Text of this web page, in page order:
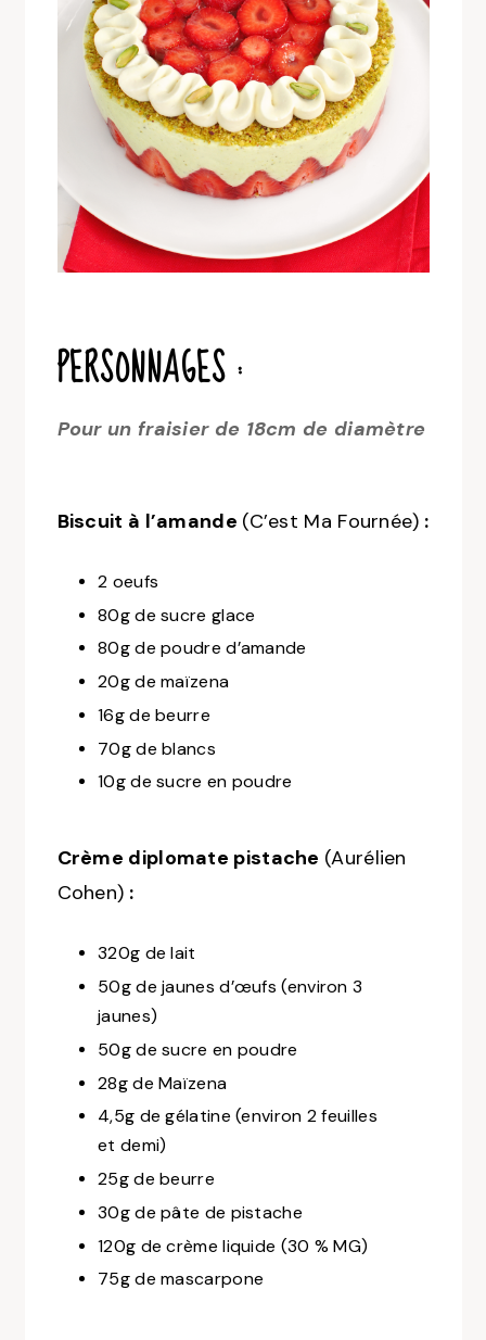
PERSONNAGES :
Pour un fraisier de 18cm de diamètre
Biscuit à l’amande (C’est Ma Fournée) :
2 oeufs
80g de sucre glace
80g de poudre d’amande
20g de maïzena
16g de beurre
70g de blancs
10g de sucre en poudre
Crème diplomate pistache (Aurélien
Cohen) :
320g de lait
50g de jaunes d’œufs (environ 3
jaunes)
50g de sucre en poudre
28g de Maïzena
4,5g de gélatine (environ 2 feuilles
et demi)
25g de beurre
30g de pâte de pistache
120g de crème liquide (30 % MG)
75g de mascarpone